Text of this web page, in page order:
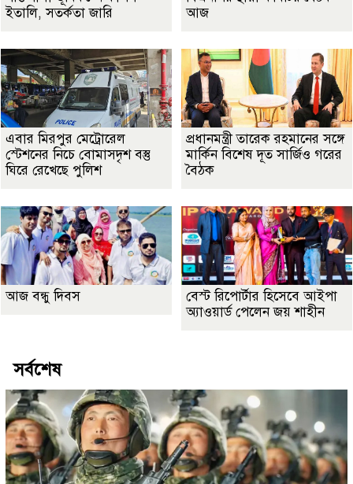
ইতালি, সতর্কতা জারি
আজ
এবার মিরপুর মেট্রোরেল
স্টেশনের নিচে বোমাসদৃশ বস্তু
ঘিরে রেখেছে পুলিশ
প্রধানমন্ত্রী তারেক রহমানের সঙ্গে
মার্কিন বিশেষ দূত সার্জিও গরের
বৈঠক
আজ বন্ধু দিবস
বেস্ট রিপোর্টার হিসেবে আইপা
অ্যাওয়ার্ড পেলেন জয় শাহীন
সর্বশেষ